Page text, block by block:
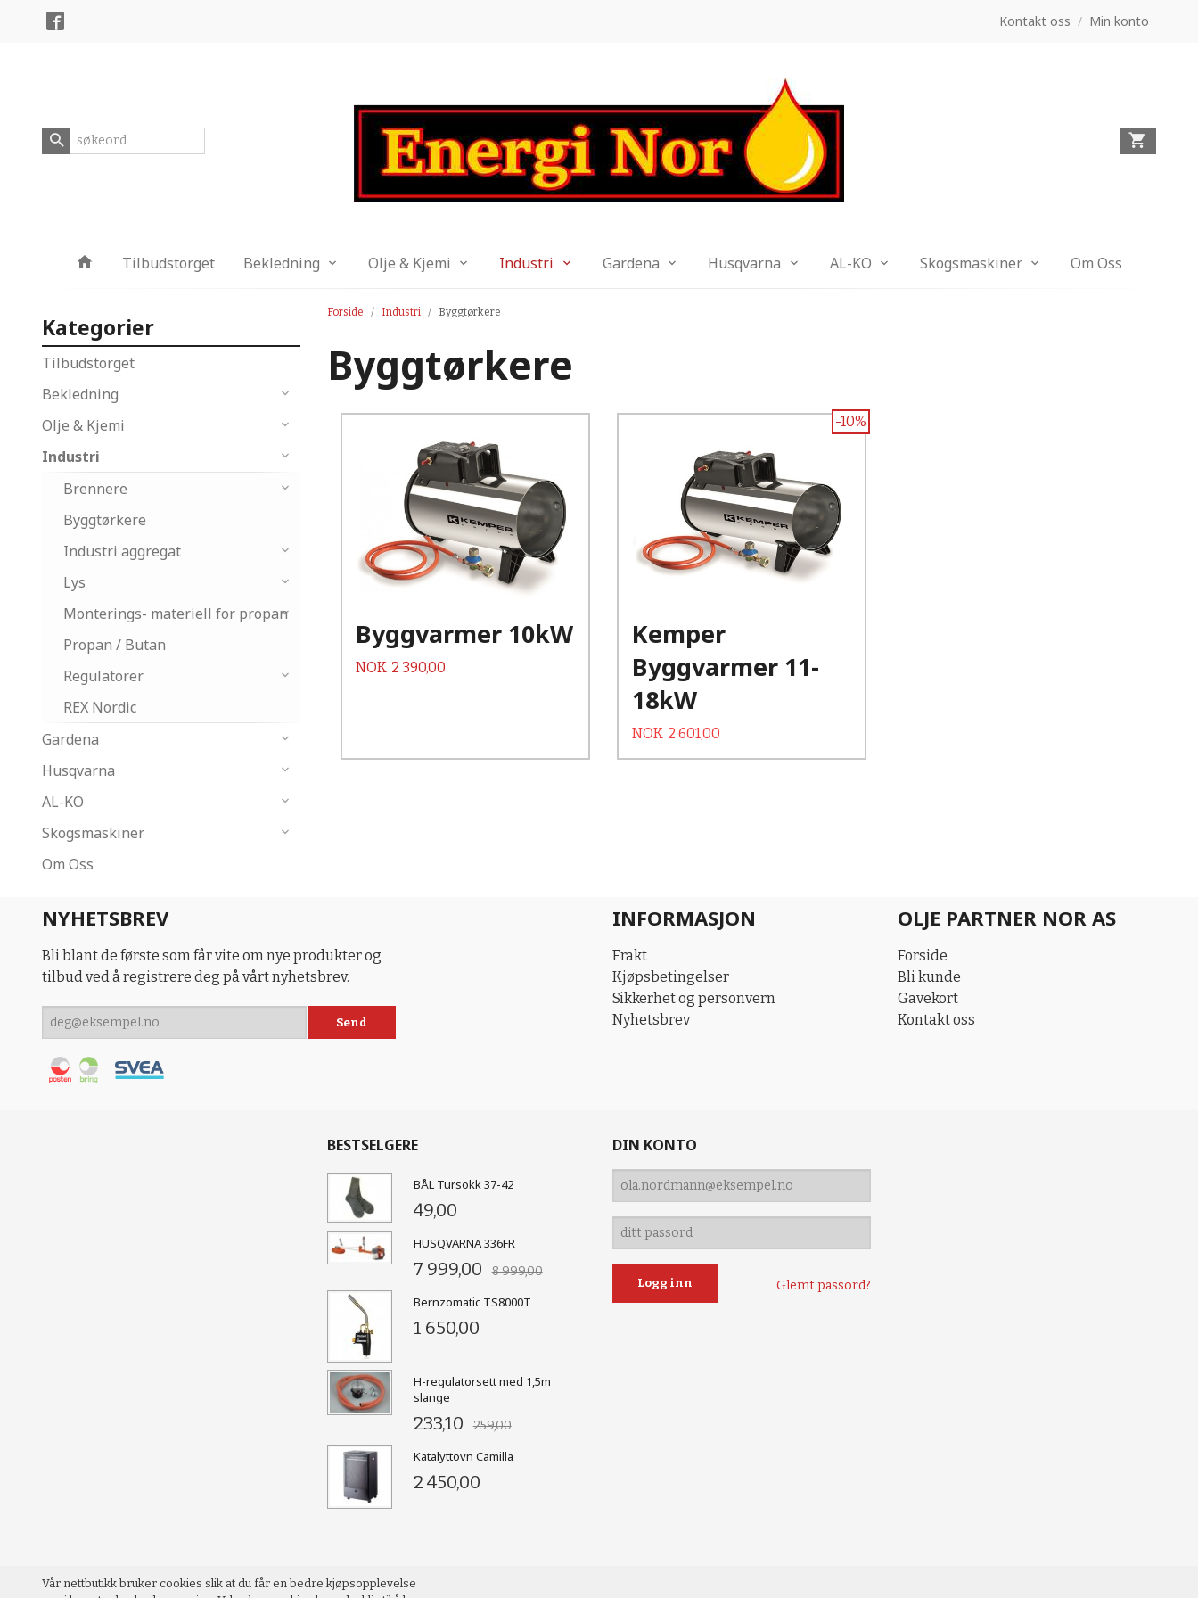
Kontakt oss / Min konto
ProdukterTilbudstorget Bekledning Olje & Kjemi Industri Gardena Husqvarna AL-KO Skogsmaskiner Om Oss
Kategorier
Tilbudstorget
Bekledning
Olje & Kjemi
Industri
Brennere
Byggtørkere
Industri aggregat
Lys
Monterings- materiell for propan
Propan / Butan
Regulatorer
REX Nordic
Gardena
Husqvarna
AL-KO
Skogsmaskiner
Om Oss
Forside Industri Byggtørkere
Byggtørkere
Byggvarmer 10kW
Pris
NOK 2 390,00
Kemper
Byggvarmer 11-
18kW
Tilbud
NOK 2 601,00Rabatt
-10%
NYHETSBREV
Bli blant de første som får vite om nye produkter og
tilbud ved å registrere deg på vårt nyhetsbrev.
INFORMASJON
Frakt
Kjøpsbetingelser
Sikkerhet og personvern
Nyhetsbrev
OLJE PARTNER NOR AS
Forside
Bli kunde
Gavekort
Kontakt oss
BESTSELGERE
BÅL Tursokk 37-42
49,00
HUSQVARNA 336FR
7 999,00 8 999,00
Bernzomatic TS8000T
1 650,00
H-regulatorsett med 1,5m
slange
233,10 259,00
Katalyttovn Camilla
2 450,00
DIN KONTO
Glemt passord?
Vår nettbutikk bruker cookies slik at du får en bedre kjøpsopplevelse